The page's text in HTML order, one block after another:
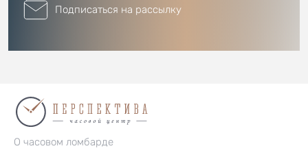
Подписаться на рассылку
О часовом ломбарде